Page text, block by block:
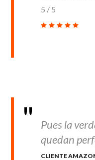
5 / 5
Pues la
quedan
CLIENTE